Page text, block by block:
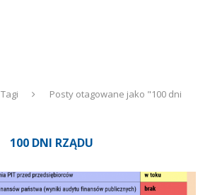
Tagi
Posty otagowane jako "100 dni
100 DNI RZĄDU